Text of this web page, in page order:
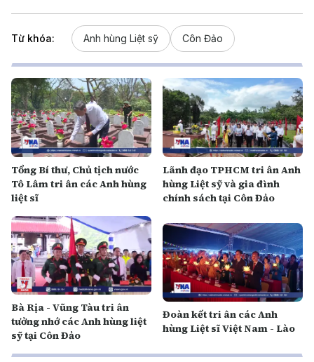
Từ khóa: Anh hùng Liệt sỹ Côn Đảo
Tổng Bí thư, Chủ tịch nước
Tô Lâm tri ân các Anh hùng
liệt sĩ
Lãnh đạo TPHCM tri ân Anh
hùng Liệt sỹ và gia đình
chính sách tại Côn Đảo
Bà Rịa - Vũng Tàu tri ân
tưởng nhớ các Anh hùng liệt
sỹ tại Côn Đảo
Đoàn kết tri ân các Anh
hùng Liệt sĩ Việt Nam - Lào